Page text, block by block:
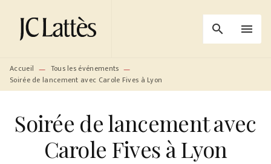
MENU RECHERCHE
PIED DE PAGE
search menu
Accueil — Tous les événements —
Soirée de lancement avec Carole Fives à Lyon
Soirée de lancement avec
Carole Fives à Lyon